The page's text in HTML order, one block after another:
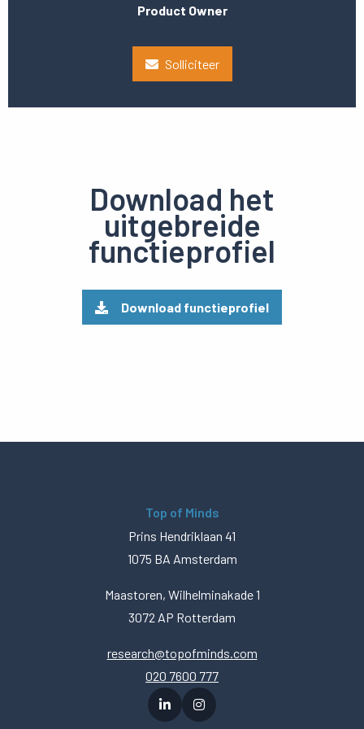
Product Owner
Solliciteer
Download het
uitgebreide
functieprofiel
Download functieprofiel
Top of Minds
Prins Hendriklaan 41
1075 BA Amsterdam
Maastoren, Wilhelminakade 1
3072 AP Rotterdam
research@topofminds.com
020 7600 777